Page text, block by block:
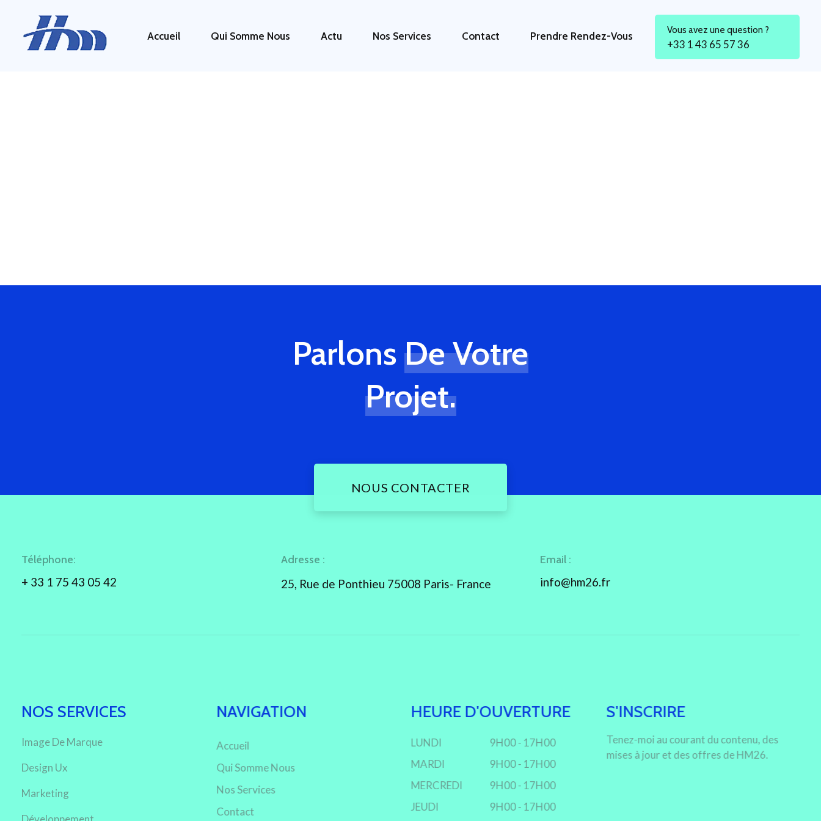
Accueil Qui Somme Nous Actu Nos Services Contact Prendre Rendez-Vous Vous avez une question ?
+33 1 43 65 57 36
ParlonsDe Votre
Projet.
NOUS CONTACTER
Téléphone:
+ 33 1 75 43 05 42
Adresse :
25, Rue de Ponthieu 75008 Paris- France
Email :
info@hm26.fr
NOS SERVICES
Image De Marque
Design Ux
Marketing
NAVIGATION
Accueil
Qui Somme Nous
Nos Services
Contact
HEURE D'OUVERTURE
LUNDI
9H00 - 17H00
MARDI
9H00 - 17H00
MERCREDI
9H00 - 17H00
JEUDI
9H00 - 17H00
S'INSCRIRE
Tenez-moi au courant du contenu, des
mises à jour et des offres de HM26.